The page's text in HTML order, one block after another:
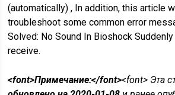
(automatically) , In addition, this article
troubleshoot some common error
Solved: No Sound In Bioshock
receive.
<font>Примечание:</font><font> Эта